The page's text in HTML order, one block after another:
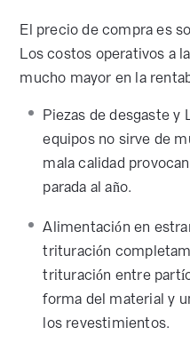
El precio de compra es
Los costos operativos a
mucho mayor en la
Piezas de desgaste y
equipos no sirve de
mala calidad
parada al año.
Alimentación en
trituración
trituración entre
forma del material y
los revestimientos.